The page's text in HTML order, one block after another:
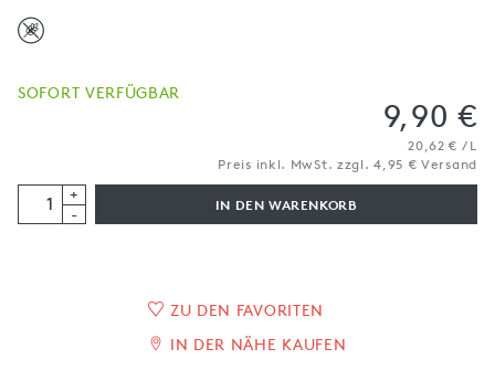
SOFORT VERFÜGBAR
9,90 €
20,62 € / L
Preis inkl. MwSt. zzgl. 4,95 € Versand
+
-
IN DEN WARENKORB
ZU DEN FAVORITEN
IN DER NÄHE KAUFEN